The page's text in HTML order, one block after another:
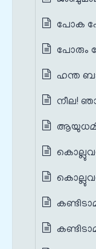
പോക
പോരും
ഹന്ത
നീല!